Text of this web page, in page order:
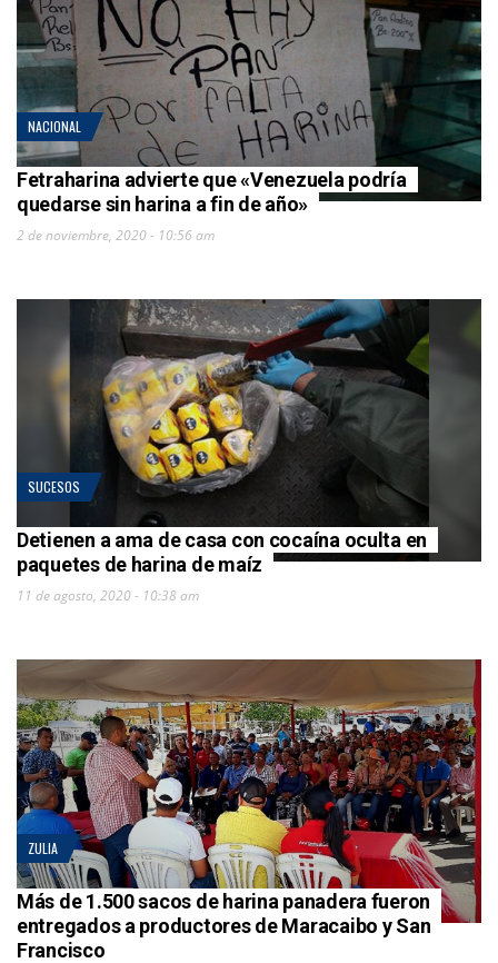
NACIONAL
Fetraharina advierte que «Venezuela podría
quedarse sin harina a fin de año»
2 de noviembre, 2020 - 10:56 am
SUCESOS
Detienen a ama de casa con cocaína oculta en
paquetes de harina de maíz
11 de agosto, 2020 - 10:38 am
ZULIA
Más de 1.500 sacos de harina panadera fueron
entregados a productores de Maracaibo y San
Francisco